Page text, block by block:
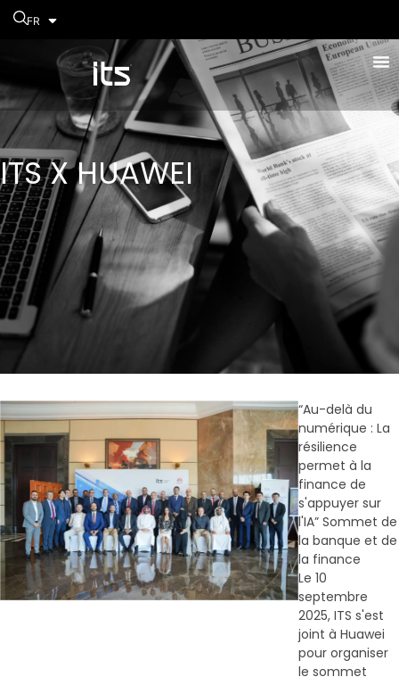
FR
ITS X HUAWEI
“Au-delà du
numérique : La
résilience
permet à la
finance de
s'appuyer sur
l'IA” Sommet de
la banque et de
la finance
Le 10
septembre
2025, ITS s'est
joint à Huawei
pour organiser
le sommet